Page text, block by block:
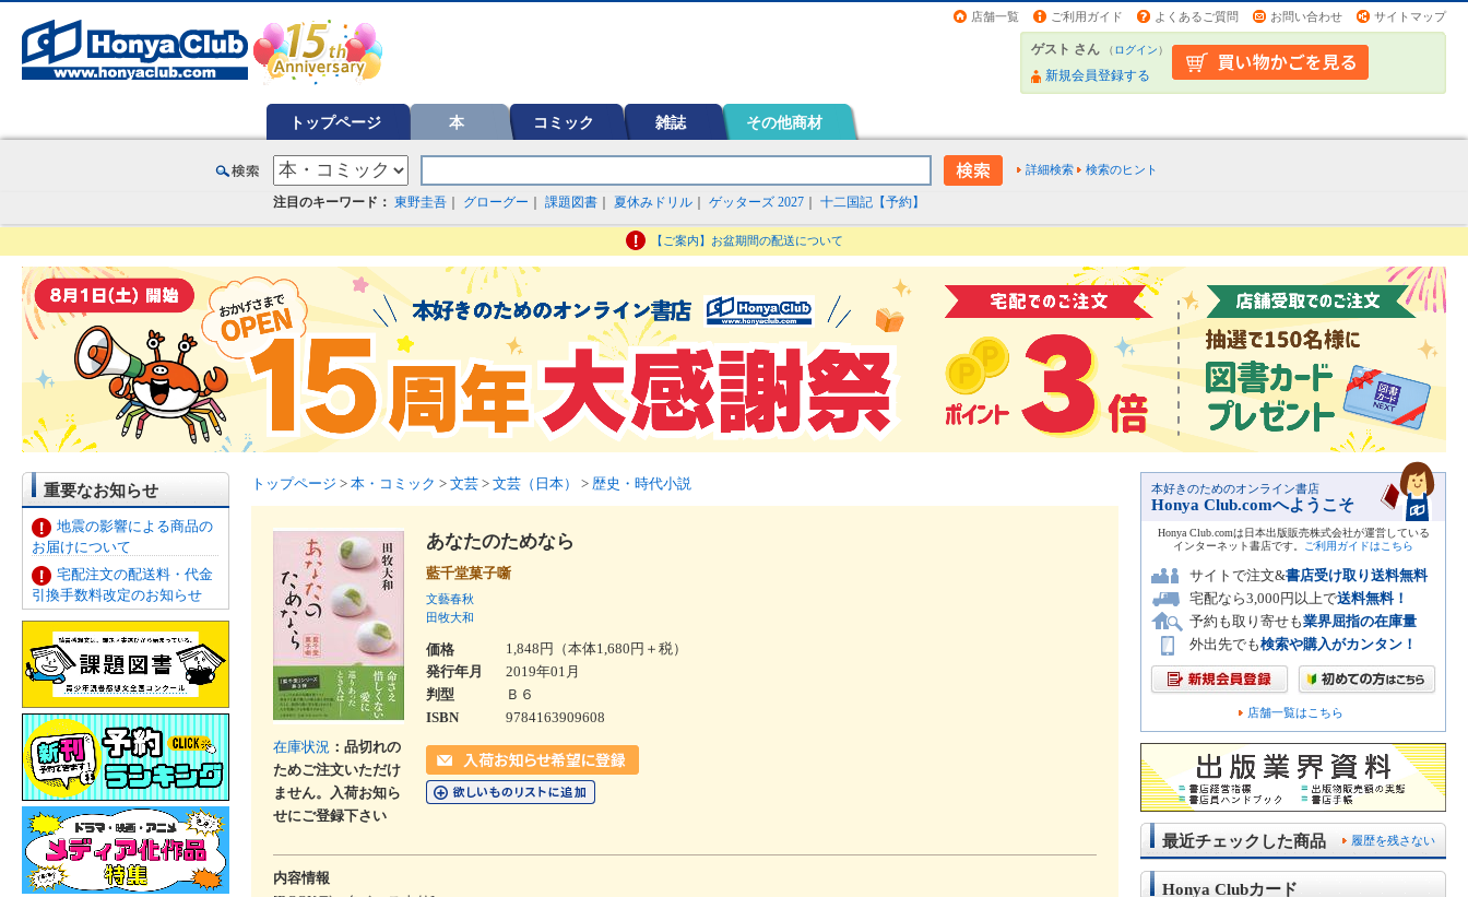
店舗一覧 ご利用ガイド よくあるご質問 お問い合わせ サイトマップ
ゲスト さん （ログイン）
新規会員登録する
トップページ 本 コミック 雑誌 その他商材
詳細検索 検索のヒント
注目のキーワード： 東野圭吾 グローグー 課題図書 夏休みドリル ゲッターズ 2027 十二国記【予約】
【ご案内】お盆期間の配送について
重要なお知らせ
地震の影響による商品の
お届けについて
宅配注文の配送料・代金
引換手数料改定のお知らせ
トップページ > 本・コミック > 文芸 > 文芸（日本） > 歴史・時代小説
在庫状況 ：品切れの
ためご注文いただけ
ません。入荷お知ら
せにご登録下さい
あなたのためなら
藍千堂菓子噺
文藝春秋
田牧大和
価格
1,848円（本体1,680円＋税）
発行年月
2019年01月
判型
Ｂ６
ISBN
9784163909608
内容情報
本好きのためのオンライン書店
Honya Club.comへようこそ
Honya Club.comは日本出版販売株式会社が運営している
インターネット書店です。
ご利用ガイドはこちら
サイトで注文&書店受け取り送料無料
宅配なら3,000円以上で送料無料！
予約も取り寄せも業界屈指の在庫量
外出先でも検索や購入がカンタン！
店舗一覧はこちら
履歴を残さない
最近チェックした商品
Honya Clubカード